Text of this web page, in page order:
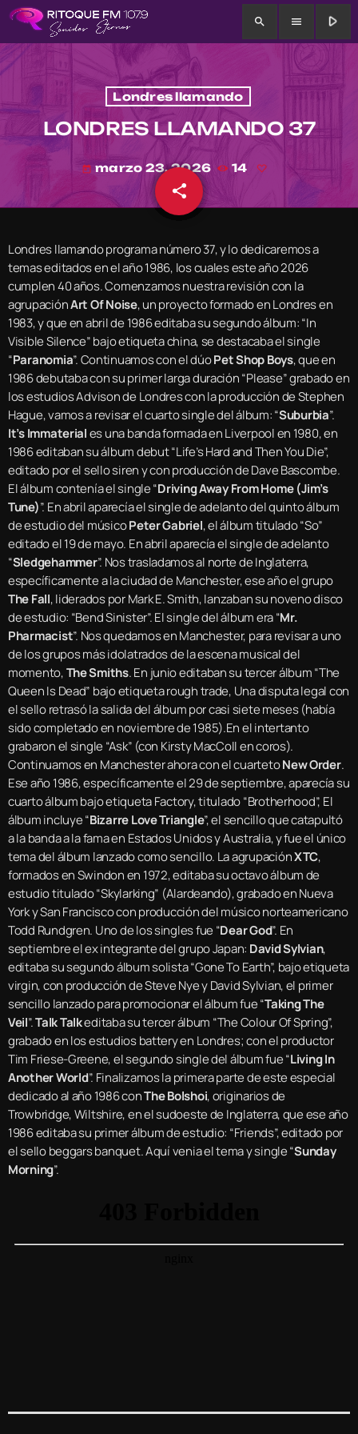
search menu play_arrow
Londres llamando
LONDRES LLAMANDO 37
today marzo 23, 2026 14
share
email
Londres llamando programa número 37, y lo dedicaremos a
temas editados en el año 1986, los cuales este año 2026
cumplen 40 años. Comenzamos nuestra revisión con la
agrupaciónArt Of Noise, un proyecto formado en Londres en
1983, y que en abril de 1986 editaba su segundo álbum: “In
Visible Silence” bajo etiqueta china, se destacaba el single
“Paranomia”. Continuamos con el dúoPet Shop Boys, que en
1986 debutaba con su primer larga duración “Please” grabado en
los estudios Advison de Londres con la producción de Stephen
Hague, vamos a revisar el cuarto single del álbum: “Suburbia”.
It’s Immateriales una banda formada en Liverpool en 1980, en
1986 editaban su álbum debut “Life’s Hard and Then You Die”,
editado por el sello siren y con producción de Dave Bascombe.
El álbum contenía el single “Driving Away From Home (Jim’s
Tune)”. En abril aparecía el single de adelanto del quinto álbum
de estudio del músicoPeter Gabriel, el álbum titulado “So”
editado el 19 de mayo. En abril aparecía el single de adelanto
“Sledgehammer”. Nos trasladamos al norte de Inglaterra,
específicamente a la ciudad de Manchester, ese año el grupo
The Fall, liderados por Mark E. Smith, lanzaban su noveno disco
de estudio: “Bend Sinister”. El single del álbum era “Mr.
Pharmacist”. Nos quedamos en Manchester, para revisar a uno
de los grupos más idolatrados de la escena musical del
momento,The Smiths. En junio editaban su tercer álbum “The
Queen Is Dead” bajo etiqueta rough trade, Una disputa legal con
el sello retrasó la salida del álbum por casi siete meses (había
sido completado en noviembre de 1985).En el intertanto
grabaron el single “Ask” (con Kirsty MacColl en coros).
Continuamos en Manchester ahora con el cuartetoNew Order.
Ese año 1986, específicamente el 29 de septiembre, aparecía su
cuarto álbum bajo etiqueta Factory, titulado “Brotherhood”, El
álbum incluye “Bizarre Love Triangle”, el sencillo que catapultó
a la banda a la fama en Estados Unidos y Australia, y fue el único
tema del álbum lanzado como sencillo. La agrupaciónXTC,
formados en Swindon en 1972, editaba su octavo álbum de
estudio titulado “Skylarking” (Alardeando), grabado en Nueva
York y San Francisco con producción del músico norteamericano
Todd Rundgren. Uno de los singles fue “Dear God”. En
septiembre el ex integrante del grupo Japan: David Sylvian,
editaba su segundo álbum solista “Gone To Earth”, bajo etiqueta
virgin, con producción de Steve Nye y David Sylvian, el primer
sencillo lanzado para promocionar el álbum fue “Taking The
Veil”.Talk Talkeditaba su tercer álbum “The Colour Of Spring”,
grabado en los estudios battery en Londres; con el productor
Tim Friese-Greene, el segundo single del álbum fue “Living In
Another World”. Finalizamos la primera parte de este especial
dedicado al año 1986 conThe Bolshoi, originarios de
Trowbridge, Wiltshire, en el sudoeste de Inglaterra, que ese año
1986 editaba su primer álbum de estudio: “Friends”, editado por
el sello beggars banquet. Aquí venia el tema y single “Sunday
Morning”.